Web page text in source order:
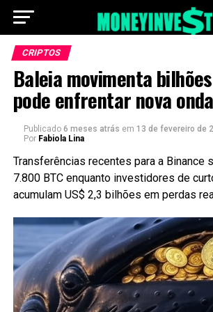
CRIPTOS
Baleia movimenta
pode enfrentar nova
Publicado 6 meses atrás em 13 de fevereiro de
Por Fabiola Lina
Transferências recentes para a Binance
7.800 BTC enquanto investidores de
acumulam US$ 2,3 bilhões em perdas